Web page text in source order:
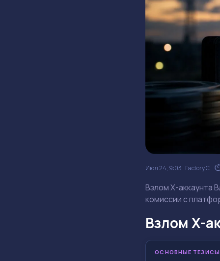
Июл 24, 9:03 Factory C.
Взлом X-аккаунта
комиссии с
Взлом X-
ОСНОВНЫЕ ТЕЗИСЫ